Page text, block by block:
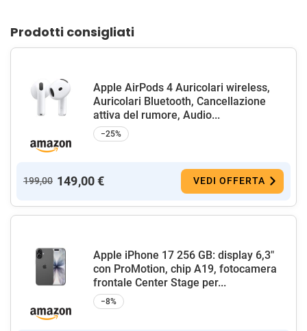
Prodotti consigliati
Apple AirPods 4 Auricolari wireless,
Auricolari Bluetooth, Cancellazione
attiva del rumore, Audio...
−25%
199,00 149,00 € VEDI OFFERTA
Apple iPhone 17 256 GB: display 6,3"
con ProMotion, chip A19, fotocamera
frontale Center Stage per...
−8%